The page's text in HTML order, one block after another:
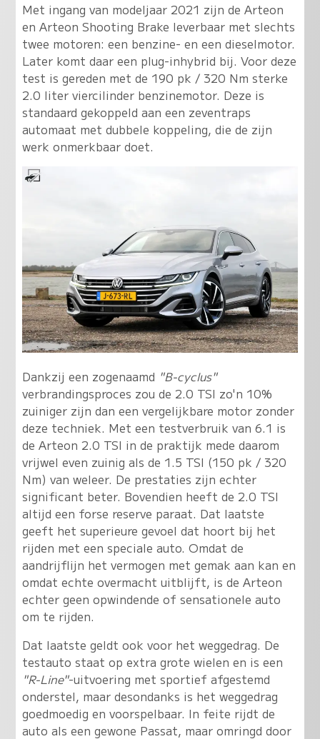
Met ingang van modeljaar 2021 zijn de Arteon
en Arteon Shooting Brake leverbaar met slechts
twee motoren: een benzine- en een dieselmotor.
Later komt daar een plug-inhybrid bij. Voor deze
test is gereden met de 190 pk / 320 Nm sterke
2.0 liter viercilinder benzinemotor. Deze is
standaard gekoppeld aan een zeventraps
automaat met dubbele koppeling, die de zijn
werk onmerkbaar doet.
Dankzij een zogenaamd "B-cyclus"
verbrandingsproces zou de 2.0 TSI zo'n 10%
zuiniger zijn dan een vergelijkbare motor zonder
deze techniek. Met een testverbruik van 6.1 is
de Arteon 2.0 TSI in de praktijk mede daarom
vrijwel even zuinig als de 1.5 TSI (150 pk / 320
Nm) van weleer. De prestaties zijn echter
significant beter. Bovendien heeft de 2.0 TSI
altijd een forse reserve paraat. Dat laatste
geeft het superieure gevoel dat hoort bij het
rijden met een speciale auto. Omdat de
aandrijflijn het vermogen met gemak aan kan en
omdat echte overmacht uitblijft, is de Arteon
echter geen opwindende of sensationele auto
om te rijden.
Dat laatste geldt ook voor het weggedrag. De
testauto staat op extra grote wielen en is een
"R-Line"-uitvoering met sportief afgestemd
onderstel, maar desondanks is het weggedrag
goedmoedig en voorspelbaar. In feite rijdt de
auto als een gewone Passat, maar omringd door